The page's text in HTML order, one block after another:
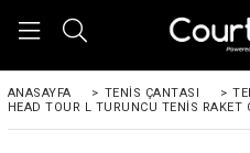
ANASAYFA > TENIS ÇANTASI >
HEAD TOUR L TURUNCU TENIS RAKET